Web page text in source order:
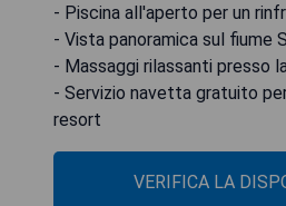
- Piscina all'aperto per un
- Vista panoramica sul fiume
- Massaggi rilassanti presso
- Servizio navetta gratuito
resort
VERIFICA LA